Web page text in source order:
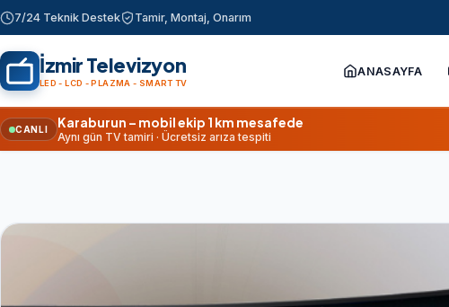
7/24 Teknik Destek Tamir, Montaj, Onarım
İzmir Televizyon
LED - LCD - PLAZMA - SMART TV
ANASAYFA
CANLI Karaburun – mobil ekip 1 km mesafede
Aynı gün TV tamiri · Ücretsiz arıza tespiti